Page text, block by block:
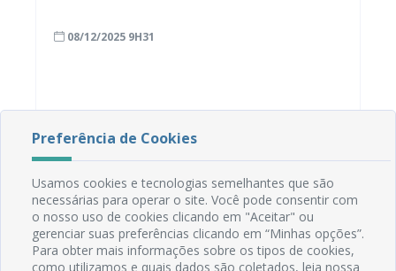
08/12/2025 9H31
Rua do Imperador, 78, Centro
Preferência de Cookies
Usamos cookies e tecnologias semelhantes que são
necessárias para operar o site. Você pode consentir com
o nosso uso de cookies clicando em "Aceitar" ou
gerenciar suas preferências clicando em “Minhas opções”.
Para obter mais informações sobre os tipos de cookies,
como utilizamos e quais dados são coletados, leia nossa